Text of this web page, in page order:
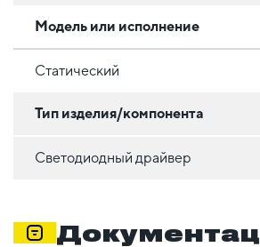
Модель или исполнение
Статический
Тип изделия/компонента
Светодиодный драйвер